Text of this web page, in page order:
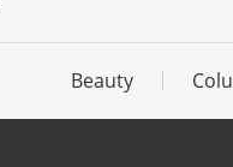
Beauty